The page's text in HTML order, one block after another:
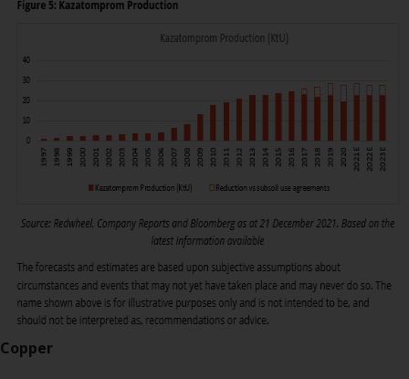
USA
Angebot zum Verkauf noch eine
Aufforderung zur Beteiligung an
privaten oder registrierten
Fonds, die über Redwheel
angeboten werden.
Zu den Fonds im US-Bereich der
Website gehören Produkte, die
gemäß dem Investment Company
Act von 1940 („40 Act Funds“)
registriert sind. Die 40 Act Funds
akzeptieren im Allgemeinen keine
Copper